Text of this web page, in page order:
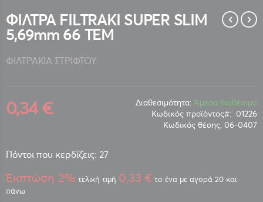
της
συλλογής
εικόνων
ΦΙΛΤΡΑ FILTRAKI SUPER SLIM
5,69mm 66 ΤΕΜ
ΦΙΛΤΡΑΚΙΑ ΣΤΡΙΦΤΟΥ
0,34 € Διαθεσιμότητα: Άμεσα διαθέσιμο
Κωδικός προϊόντος
01226
Κωδικός θέσης: 06-0407
Πόντοι που κερδίζεις: 27
Έκπτώση 2% τελική τιμή 0,33 € το ένα με αγορά 20 και
πάνω